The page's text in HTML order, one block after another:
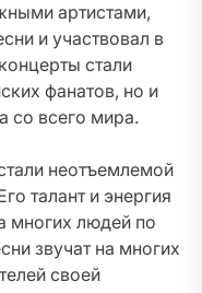
артистами,
и участвовал в
стали
фанатов, но и
со всего мира.
неотъемлемой
талант и энергия
многих людей по
звучат на многих
своей